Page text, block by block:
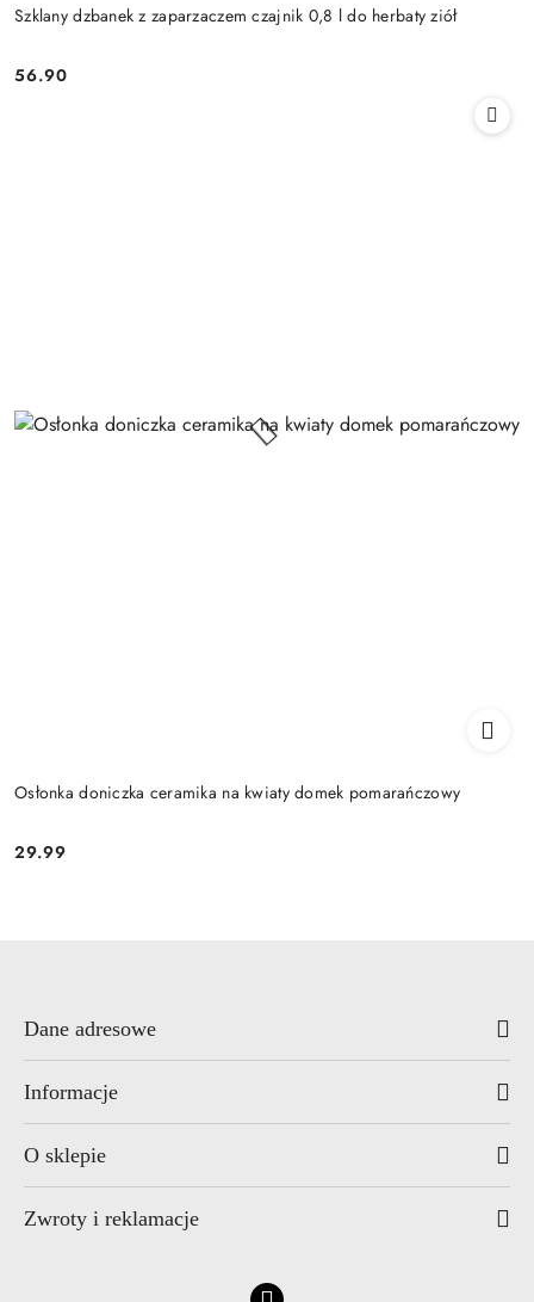
Szklany dzbanek z zaparzaczem czajnik 0,8 l do herbaty ziół
Cena:
56.90
Osłonka doniczka ceramika na kwiaty domek pomarańczowy
Cena:
29.99
Dane adresowe
Informacje
O sklepie
Zwroty i reklamacje